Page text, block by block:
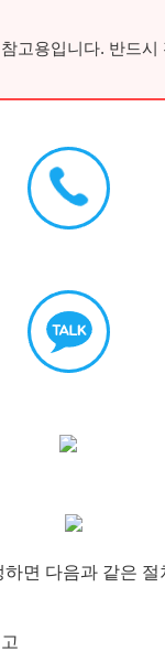
고용입니다. 반드시
면 다음과 같은 절